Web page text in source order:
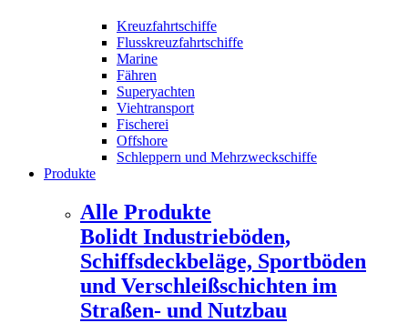
Kreuzfahrtschiffe
Flusskreuzfahrtschiffe
Marine
Fähren
Superyachten
Viehtransport
Fischerei
Offshore
Schleppern und Mehrzweckschiffe
Produkte
Alle Produkte
Bolidt Industrieböden,
Schiffsdeckbeläge, Sportböden
und Verschleißschichten im
Straßen- und Nutzbau